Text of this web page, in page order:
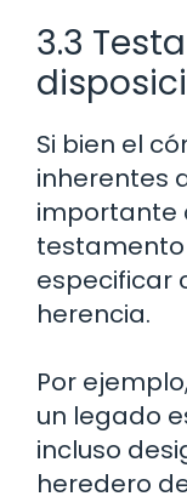
3.3
Si bien el
inherentes
importante
especificar
herencia.
Por
un legado
incluso
heredero